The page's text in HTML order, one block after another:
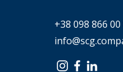
+38 098 866 00